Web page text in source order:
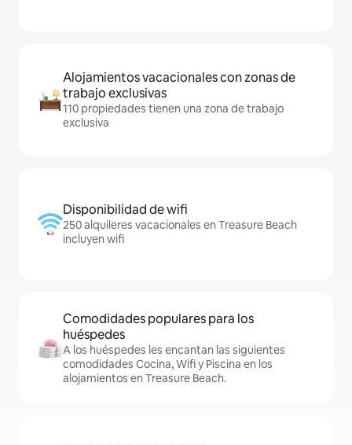
Alojamientos vacacionales con zonas de
trabajo exclusivas
110 propiedades tienen una zona de trabajo
exclusiva
Disponibilidad de wifi
250 alquileres vacacionales en Treasure Beach
incluyen wifi
Comodidades populares para los
huéspedes
A los huéspedes les encantan las siguientes
comodidades Cocina, Wifi y Piscina en los
alojamientos en Treasure Beach.